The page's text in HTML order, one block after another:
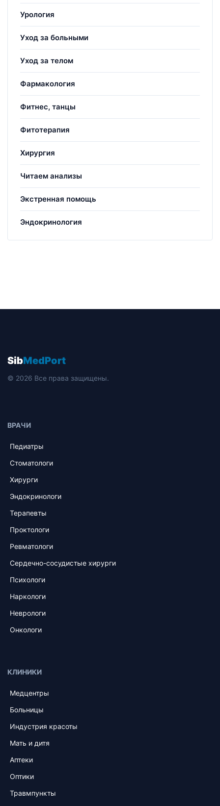
Урология
Уход за больными
Уход за телом
Фармакология
Фитнес, танцы
Фитотерапия
Хирургия
Читаем анализы
Экстренная помощь
Эндокринология
SibMedPort
© 2026 Все права защищены.
ВРАЧИ
Педиатры
Стоматологи
Хирурги
Эндокринологи
Терапевты
Проктологи
Ревматологи
Сердечно-сосудистые хирурги
Психологи
Наркологи
Неврологи
Онкологи
КЛИНИКИ
Медцентры
Больницы
Индустрия красоты
Мать и дитя
Аптеки
Оптики
Травмпункты